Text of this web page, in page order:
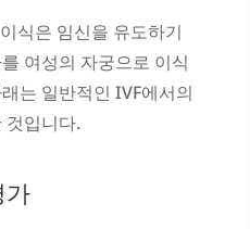
식은 임신을 유도하기
여성의 자궁으로 이식
는 일반적인 IVF에서의
것입니다.
가